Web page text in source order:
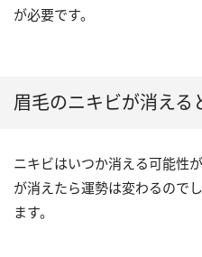
が必要です。
眉毛のニキビが消える
ニキビはいつか消える可能性
が消えたら運勢は変わるので
ます。